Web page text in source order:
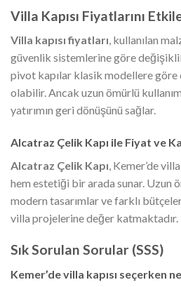
Villa Kapısı Fiyatlarını
Villa kapısı fiyatları, kullanılan
güvenlik sistemlerine göre
pivot kapılar klasik modellere göre
olabilir. Ancak uzun ömürlü
yatırımın geri dönüşünü sağlar.
Alcatraz Çelik Kapı ile Fiyat ve
Alcatraz Çelik Kapı, Kemer’de
hem estetiği bir arada sunar. Uzun
modern tasarımlar ve farklı
villa projelerine değer katmaktadır.
Sık Sorulan Sorular (SSS)
Kemer’de villa kapısı seçerken